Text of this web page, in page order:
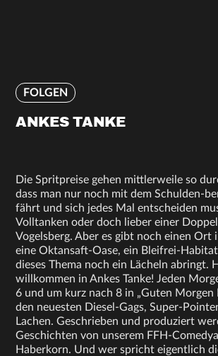
FOLGEN
ANKES TANKE
Die Spritpreise gehen mittlerweile so
dass man nur noch mit dem Schulden-
fährt und sich jedes Mal entscheiden
Volltanken oder doch lieber einer
Vogelsberg. Aber es gibt noch einen Ort
eine Oktansaft-Oase, ein Bleifrei-
dieses Thema noch ein Lächeln abringt.
willkommen in Ankes Tanke! Jeden
6 und um kurz nach 8 in „Guten Morgen
den neuesten Diesel-Gags, Super-
Lachen. Geschrieben und produziert
Geschichten von unserem FFH-
Haberkorn. Und wer spricht eigentlich